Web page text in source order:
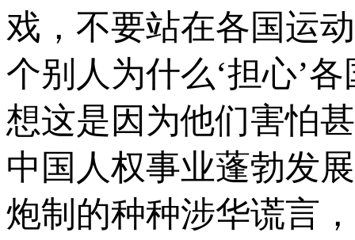
戏，不要站在各国运
个别人为什么‘担心’
想这是因为他们害怕
中国人权事业蓬勃发
炮制的种种涉华谎言